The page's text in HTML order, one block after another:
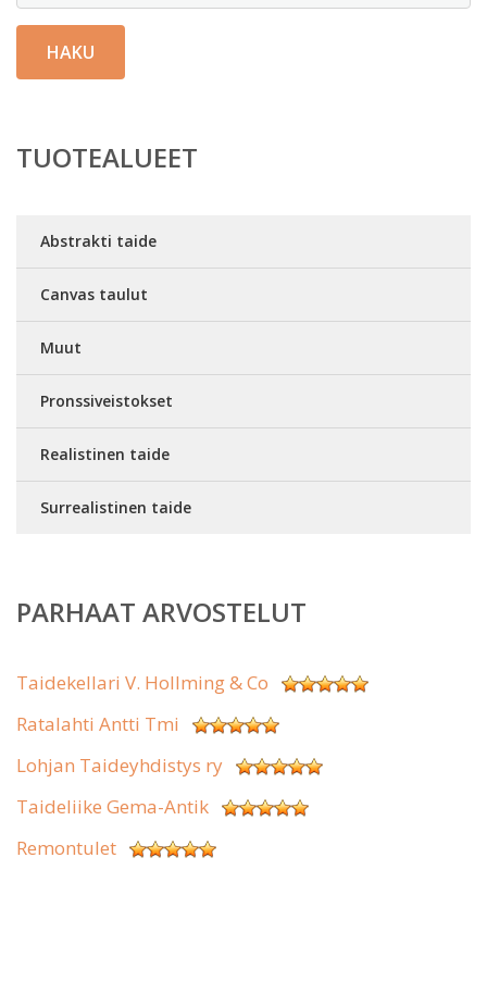
HAKU
TUOTEALUEET
Abstrakti taide
Canvas taulut
Muut
Pronssiveistokset
Realistinen taide
Surrealistinen taide
PARHAAT ARVOSTELUT
Taidekellari V. Hollming & Co
Ratalahti Antti Tmi
Lohjan Taideyhdistys ry
Taideliike Gema-Antik
Remontulet